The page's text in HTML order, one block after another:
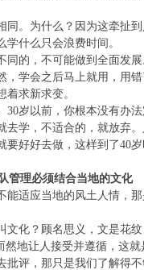
。为什么？因为这牵扯
什么只会浪费时间。
的，不可能做到全面发
学会之后马上就用，用
求新求变。
岁以前，你根本没有办
学，不适合的，就放弃
好好去做，这样到了40
管理必须结合当地的文化
适应当地的风土人情，
化？顾名思义，文是花
地让人接受并遵循，这就
评，那只是我们了解得